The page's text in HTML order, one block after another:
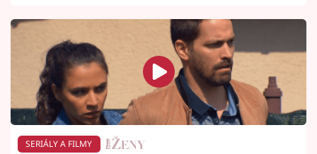
SERIÁLY A FILMY